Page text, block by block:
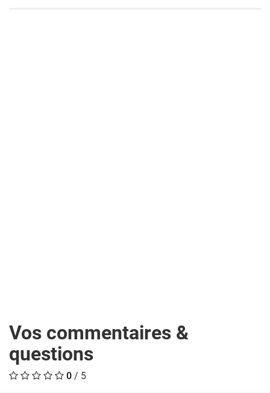
Vos commentaires &
questions
0 / 5